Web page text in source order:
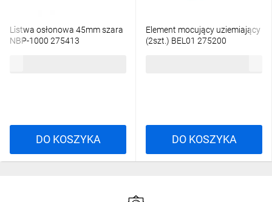
Listwa osłonowa 45mm szara
NBP-1000 275413
DO KOSZYKA
Element mocujący uziemiający
(2szt.) BEL01 275200
DO KOSZYKA